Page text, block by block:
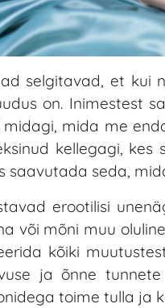
selgitavad, et kui
on. Inimestest
mida me
kellegagi,
saavutada seda,
erootilisi
või mõni muu
kõiki
ja õnne
toime tulla ja